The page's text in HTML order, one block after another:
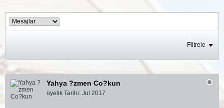
Filtrele
Yahya ?zmen Co?kun
üyelik Tarihi: Jul 2017